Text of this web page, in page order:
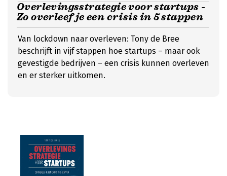
Overlevingsstrategie voor startups -
Zo overleef je een crisis in 5 stappen
Van lockdown naar overleven: Tony de Bree
beschrijft in vijf stappen hoe startups – maar ook
gevestigde bedrijven – een crisis kunnen overleven
en er sterker uitkomen.